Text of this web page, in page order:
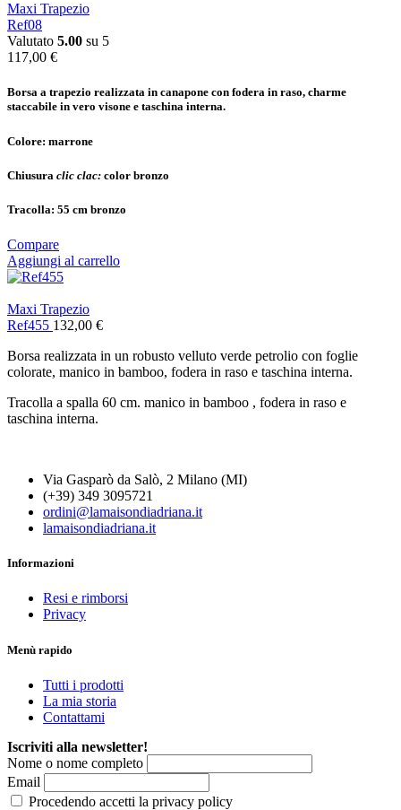
Maxi Trapezio
Ref08
Valutato 5.00 su 5
117,00 €
Borsa a trapezio realizzata in canapone con fodera in raso, charme
staccabile in vero visone e taschina interna.
Colore: marrone
Chiusura clic clac: color bronzo
Tracolla: 55 cm bronzo
Compare
Aggiungi al carrello
Maxi Trapezio
Ref455 132,00 €
Borsa realizzata in un robusto velluto verde petrolio con foglie
colorate, manico in bamboo, fodera in raso e taschina interna.
Tracolla a spalla 60 cm. manico in bamboo , fodera in raso e
taschina interna.
Via Gasparò da Salò, 2 Milano (MI)
(+39) 349 3095721
ordini@lamaisondiadriana.it
lamaisondiadriana.it
Informazioni
Resi e rimborsi
Privacy
Menù rapido
Tutti i prodotti
La mia storia
Contattami
Iscriviti alla newsletter!
Nome o nome completo
Email
Procedendo accetti la privacy policy